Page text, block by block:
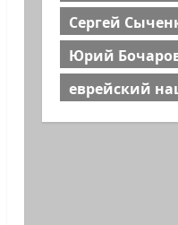
Сергей
Юрий
еврейский